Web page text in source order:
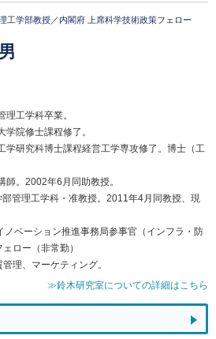
工学部教授／内閣府 上席科学技術政策フェロー
工学科卒業。
院修士課程修了。
学研究科博士課程経営工学専攻修了。博士（工
。2002年6月同助教授。
管理工学科・准教授。2011年4月同教授、現
ベーション推進事務局参事官（インフラ・防
ロー（非常勤）
理、マーケティング。
≫鈴木研究室についての詳細はこちら